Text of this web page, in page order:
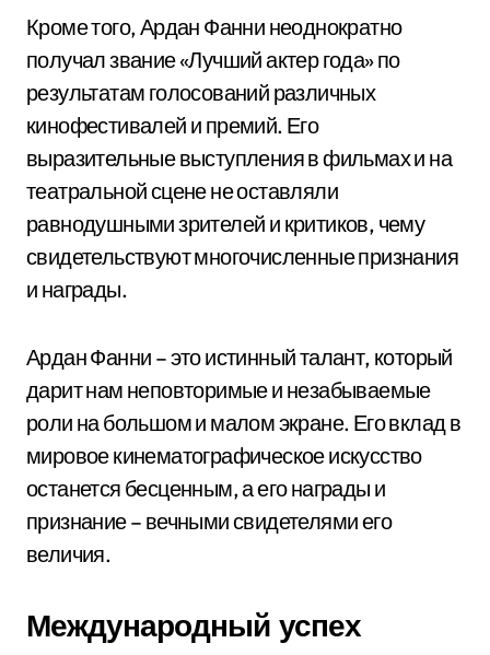
Кроме того, Ардан Фанни неоднократно
получал звание «Лучший актер года» по
результатам голосований различных
кинофестивалей и премий. Его
выразительные выступления в фильмах и на
театральной сцене не оставляли
равнодушными зрителей и критиков, чему
свидетельствуют многочисленные признания
и награды.
Ардан Фанни – это истинный талант, который
дарит нам неповторимые и незабываемые
роли на большом и малом экране. Его вклад в
мировое кинематографическое искусство
останется бесценным, а его награды и
признание – вечными свидетелями его
величия.
Международный успех